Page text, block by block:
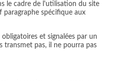
cadre de l'utilisation du site
paragraphe spécifique aux
et signalées par un
transmet pas, il ne pourra pas